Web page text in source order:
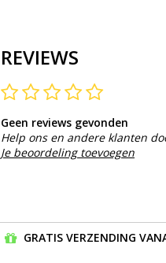
REVIEWS
Geen reviews gevonden
Help ons en andere klanten
Je beoordeling toevoegen
GRATIS VERZENDING